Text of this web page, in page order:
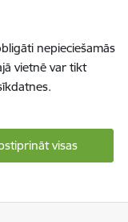
nepieciešamās
vietnē var tikt
visas